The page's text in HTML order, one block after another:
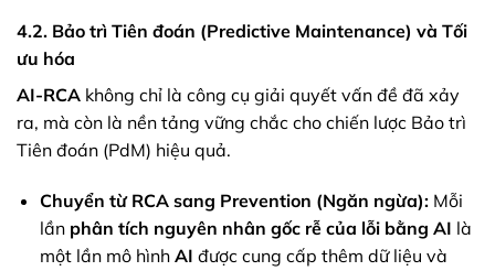
4.2. Bảo trì Tiên đoán (Predictive Maintenance) và Tối
ưu hóa
AI-RCA không chỉ là công cụ giải quyết vấn đề đã xảy
ra, mà còn là nền tảng vững chắc cho chiến lược Bảo trì
Tiên đoán (PdM) hiệu quả.
Chuyển từ RCA sang Prevention (Ngăn ngừa):Mỗi
lần phân tích nguyên nhân gốc rễ của lỗi bằng AI là
một lần mô hình AI được cung cấp thêm dữ liệu và